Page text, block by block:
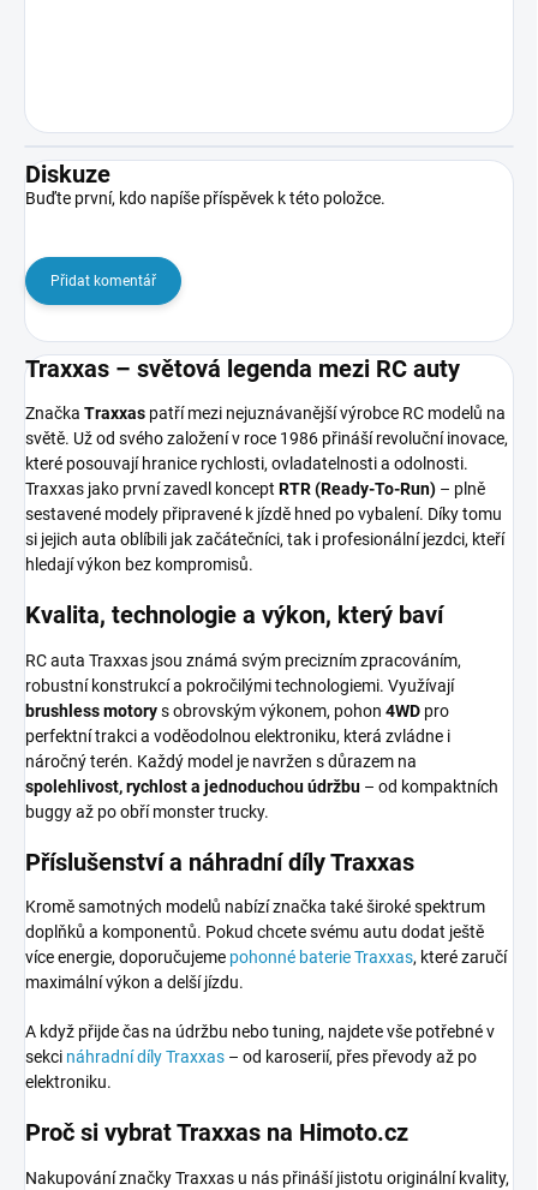
Diskuze
Buďte první, kdo napíše příspěvek k této položce.
Přidat komentář
Traxxas – světová legenda mezi RC auty
Značka Traxxas patří mezi nejuznávanější výrobce RC modelů na
světě. Už od svého založení v roce 1986 přináší revoluční inovace,
které posouvají hranice rychlosti, ovladatelnosti a odolnosti.
Traxxas jako první zavedl koncept RTR (Ready-To-Run) – plně
sestavené modely připravené k jízdě hned po vybalení. Díky tomu
si jejich auta oblíbili jak začátečníci, tak i profesionální jezdci, kteří
hledají výkon bez kompromisů.
Kvalita, technologie a výkon, který baví
RC auta Traxxas jsou známá svým precizním zpracováním,
robustní konstrukcí a pokročilými technologiemi. Využívají
brushless motorys obrovským výkonem, pohon 4WD pro
perfektní trakci a voděodolnou elektroniku, která zvládne i
náročný terén. Každý model je navržen s důrazem na
spolehlivost, rychlost a jednoduchou údržbu – od kompaktních
buggy až po obří monster trucky.
Příslušenství a náhradní díly Traxxas
Kromě samotných modelů nabízí značka také široké spektrum
doplňků a komponentů. Pokud chcete svému autu dodat ještě
více energie, doporučujeme pohonné baterie Traxxas, které zaručí
maximální výkon a delší jízdu.
A když přijde čas na údržbu nebo tuning, najdete vše potřebné v
sekci náhradní díly Traxxas – od karoserií, přes převody až po
elektroniku.
Proč si vybrat Traxxas na Himoto.cz
Nakupování značky Traxxas u nás přináší jistotu originální kvality,